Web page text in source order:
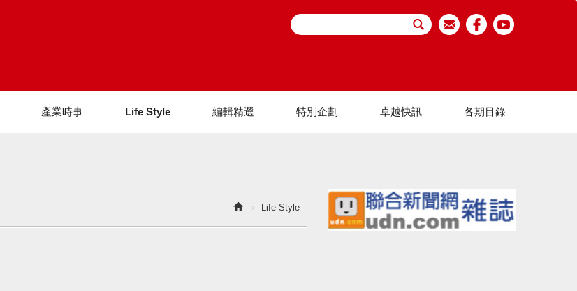
產業時事 Life Style 編輯精選 特別企劃 卓越快訊 各期目錄
Life Style